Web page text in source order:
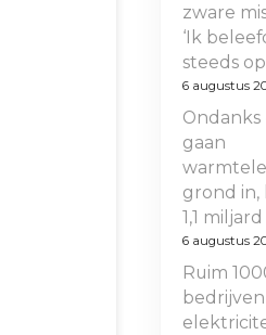
zware
‘Ik
steeds
6 augustus
Ondanks
gaan
grond in,
1,1 miljard
6 augustus
Ruim